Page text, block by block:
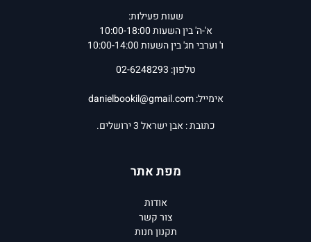
שעות פעילות:
א'-ה' בין השעות 10:00-18:00
ו' וערבי חג' בין השעות 10:00-14:00
טלפון: 02-6248293
אימייל:danielbookil@gmail.com
כתובת : אבן ישראל 3 ירושלים.
מפת אתר
אודות
צור קשר
תקנון חנות